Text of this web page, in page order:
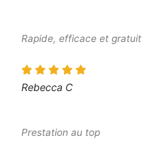
Rapide, efficace et gratuit
Rebecca C
Prestation au top